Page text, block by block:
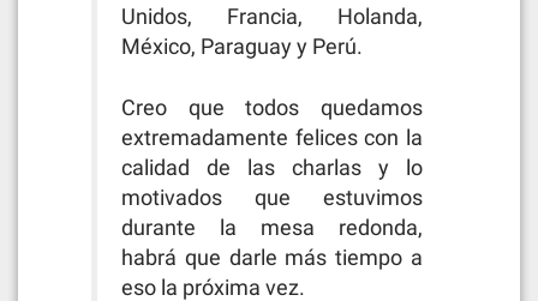
Unidos, Francia, Holanda,
México, Paraguay y Perú.
Creo que todos quedamos
extremadamente felices con la
calidad de las charlas y lo
motivados que estuvimos
durante la mesa redonda,
habrá que darle más tiempo a
eso la próxima vez.